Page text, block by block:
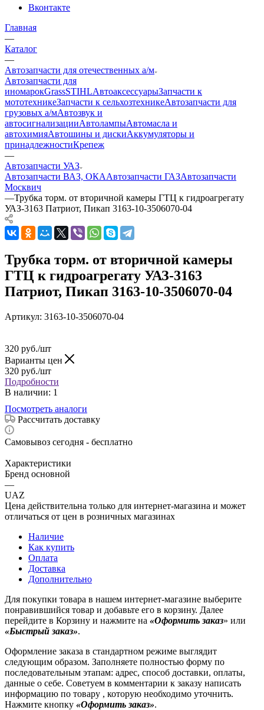
Вконтакте
Главная
—
Каталог
—
Автозапчасти для отечественных а/м
Автозапчасти для
иномарокGrassSTIHLАвтоаксессуарыЗапчасти к
мототехникеЗапчасти к сельхозтехникеАвтозапчасти для
грузовых а/мАвтозвук и
автосигнализацииАвтолампыАвтомасла и
автохимияАвтошины и дискиАккумуляторы и
принадлежностиКрепеж
—
Автозапчасти УАЗ
Автозапчасти ВАЗ, ОКААвтозапчасти ГАЗАвтозапчасти
Москвич
—Трубка торм. от вторичной камеры ГТЦ к гидроагрегату
УАЗ-3163 Патриот, Пикап 3163-10-3506070-04
Трубка торм. от вторичной камеры
ГТЦ к гидроагрегату УАЗ-3163
Патриот, Пикап 3163-10-3506070-04
Артикул: 3163-10-3506070-04
320 руб./шт
Варианты цен
320 руб./шт
Подробности
В наличии: 1
Посмотреть аналоги
Рассчитать доставку
Самовывоз сегодня - бесплатно
Характеристики
Бренд основной
—
UAZ
Цена действительна только для интернет-магазина и может
отличаться от цен в розничных магазинах
Наличие
Как купить
Оплата
Доставка
Дополнительно
Для покупки товара в нашем интернет-магазине выберите
понравившийся товар и добавьте его в корзину. Далее
перейдите в Корзину и нажмите на «Оформить заказ» или
«Быстрый заказ».
Оформление заказа в стандартном режиме выглядит
следующим образом. Заполняете полностью форму по
последовательным этапам: адрес, способ доставки, оплаты,
данные о себе. Советуем в комментарии к заказу написать
информацию по товару , которую необходимо уточнить.
Нажмите кнопку «Оформить заказ».